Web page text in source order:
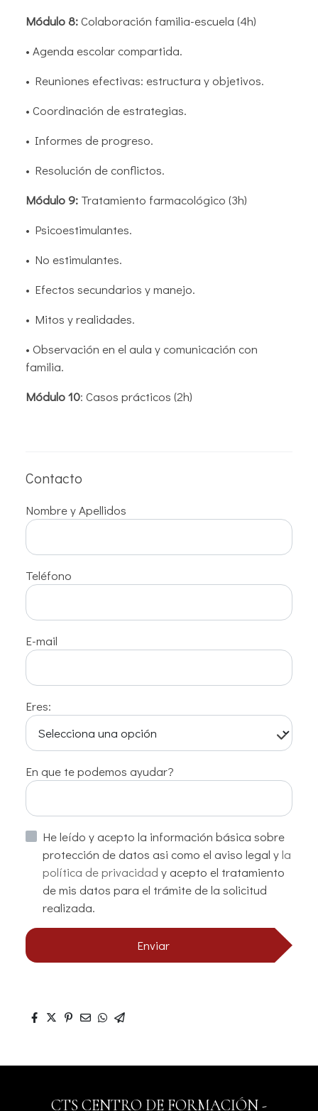
Módulo 8:Colaboración familia-escuela (4h)
• Agenda escolar compartida.
• Reuniones efectivas: estructura y objetivos.
• Coordinación de estrategias.
• Informes de progreso.
• Resolución de conflictos.
Módulo 9: Tratamiento farmacológico (3h)
• Psicoestimulantes.
• No estimulantes.
• Efectos secundarios y manejo.
• Mitos y realidades.
• Observación en el aula y comunicación con
familia.
Módulo 10: Casos prácticos (2h)
Contacto
Nombre y Apellidos
Teléfono
E-mail
Eres:
En que te podemos ayudar?
He leído y acepto la información básica sobre
protección de datos asi como el aviso legal yla
política de privacidad y acepto el tratamiento
de mis datos para el trámite de la solicitud
realizada.
Enviar
CTS CENTRO DE FORMACIÓN -